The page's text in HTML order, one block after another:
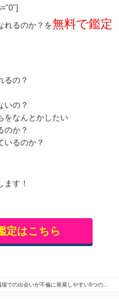
れるのか？を無料で鑑定
るの？
いの？
をなんとかしたい
のか？
いるのか？
ます！
定はこちら
場での出会いが不倫に発展しやすい5つの理